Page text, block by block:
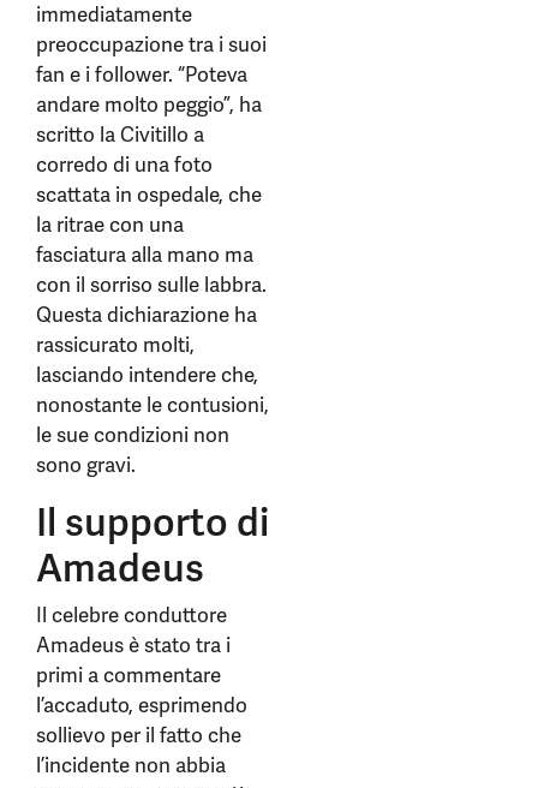
immediatamente
preoccupazione tra i suoi
fan e i follower. “Poteva
andare molto peggio”, ha
scritto la Civitillo a
corredo di una foto
scattata in ospedale, che
la ritrae con una
fasciatura alla mano ma
con il sorriso sulle labbra.
Questa dichiarazione ha
rassicurato molti,
lasciando intendere che,
nonostante le contusioni,
le sue condizioni non
sono gravi.
Il supporto di
Amadeus
Il celebre conduttore
Amadeus è stato tra i
primi a commentare
l’accaduto, esprimendo
sollievo per il fatto che
l’incidente non abbia